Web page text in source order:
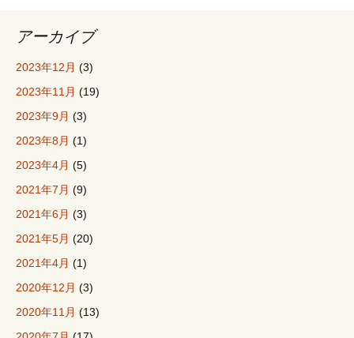
アーカイブ
2023年12月 (3)
2023年11月 (19)
2023年9月 (3)
2023年8月 (1)
2023年4月 (5)
2021年7月 (9)
2021年6月 (3)
2021年5月 (20)
2021年4月 (1)
2020年12月 (3)
2020年11月 (13)